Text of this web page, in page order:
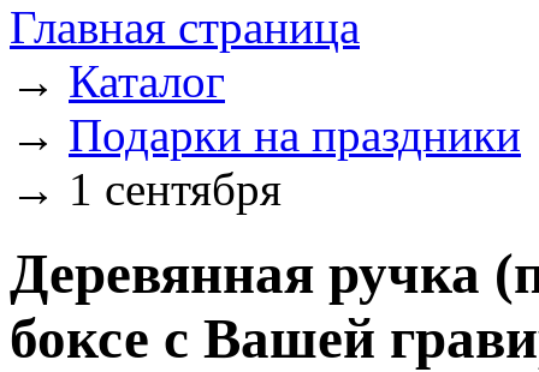
Главная страница
→ Каталог
→ Подарки на праздники
→ 1 сентября
Деревянная ручка
боксе с Вашей